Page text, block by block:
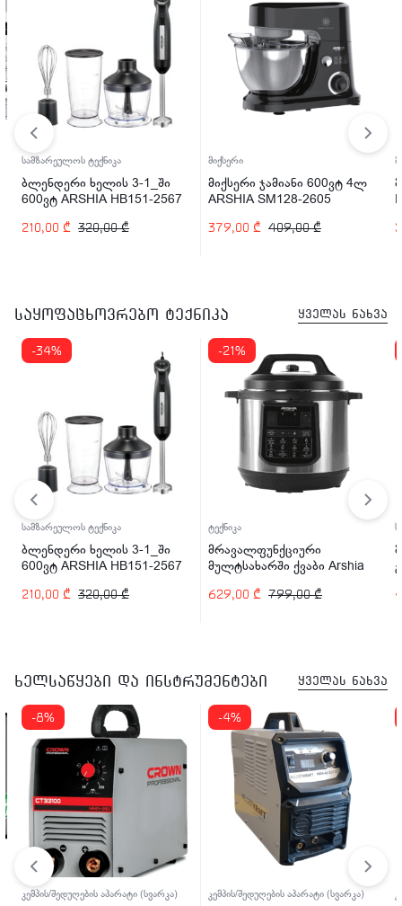
ჯამიანი 600ვტ 4ლ
SM128-2605
409,00₾
₾
მიქსერი
მიქსერი სტაციონარული
Franko FMX-1149 450W
263,00₾
227,00₾
ტექნიკა
საყოფაცხოვრებო ტექნიკა ყველას ნახვა
ტექნიკა
მრავალფუნქციური
მულტსახარში ქვაბი Arshia
799,00
629,00₾
-7%
მიკროტალღური ღუმელი
გრილი 900ვტ/1000ვტ
470,00
439,00₾
ხელსაწყები და ინსტრუმენტები ყველას ნახვა
(სვარკა)
-4%
კემპის/შედუღების აპარატი (სვარკა) კემპის/შედუღების